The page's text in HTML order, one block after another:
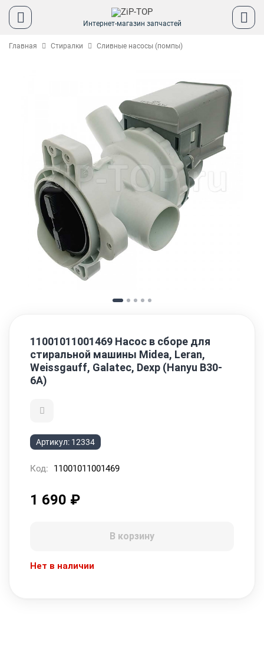
Интернет-магазин запчастей
Главная Стиралки Сливные насосы (помпы)
11001011001469 Насос в сборе для
стиральной машины Midea, Leran,
Weissgauff, Galatec, Dexp (Hanyu B30-
6A)
Артикул: 12334
Код: 11001011001469
1 690 ₽
В корзину
Нет в наличии